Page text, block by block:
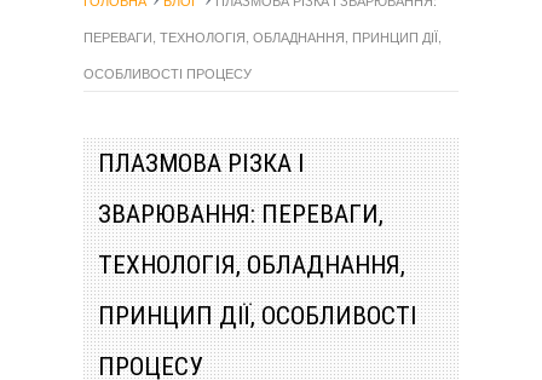
ПЕРЕВАГИ, ТЕХНОЛОГІЯ, ОБЛАДНАННЯ, ПРИНЦИП ДІЇ,
ОСОБЛИВОСТІ ПРОЦЕСУ
ПЛАЗМОВА РІЗКА І
ЗВАРЮВАННЯ: ПЕРЕВАГИ,
ТЕХНОЛОГІЯ, ОБЛАДНАННЯ,
ПРИНЦИП ДІЇ, ОСОБЛИВОСТІ
ПРОЦЕСУ